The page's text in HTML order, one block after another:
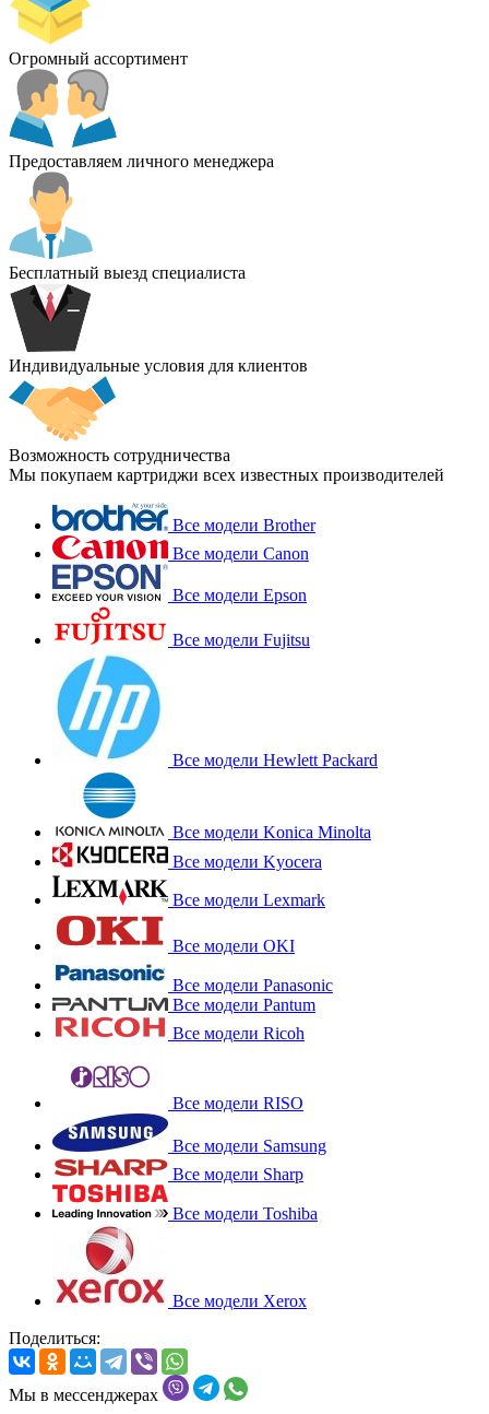
Огромный ассортимент
Предоставляем личного менеджера
Бесплатный выезд специалиста
Индивидуальные условия для клиентов
Возможность сотрудничества
Мы покупаем картриджи всех известных производителей
Все модели Brother
Все модели Canon
Все модели Epson
Все модели Fujitsu
Все модели Hewlett Packard
Все модели Konica Minolta
Все модели Kyocera
Все модели Lexmark
Все модели OKI
Все модели Panasonic
Все модели Pantum
Все модели Ricoh
Все модели RISO
Все модели Samsung
Все модели Sharp
Все модели Toshiba
Все модели Xerox
Поделиться:
Мы в мессенджерах